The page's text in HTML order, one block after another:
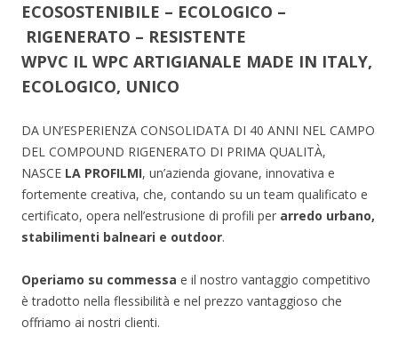
ECOSOSTENIBILE – ECOLOGICO –
RIGENERATO – RESISTENTE
WPVC IL WPC ARTIGIANALE MADE IN ITALY,
ECOLOGICO, UNICO
DA UN’ESPERIENZA CONSOLIDATA DI 40 ANNI NEL CAMPO
DEL COMPOUND RIGENERATO DI PRIMA QUALITÀ,
NASCE LA PROFILMI, un’azienda giovane, innovativa e
fortemente creativa, che, contando su un team qualificato e
certificato, opera nell’estrusione di profili per arredo urbano,
stabilimenti balneari e outdoor.
Operiamo su commessa e il nostro vantaggio competitivo
è tradotto nella flessibilità e nel prezzo vantaggioso che
offriamo ai nostri clienti.